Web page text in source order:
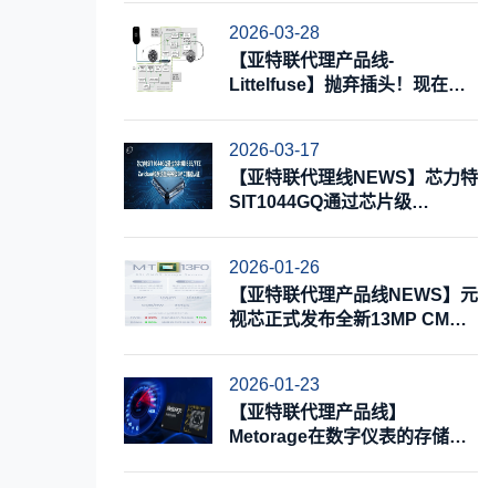
2026-03-28
【亚特联代理产品线-
Littelfuse】抛弃插头！现在就
2026-03-17
【亚特联代理线NEWS】芯力特
SIT1044GQ通过芯片级
2026-01-26
【亚特联代理产品线NEWS】元
视芯正式发布全新13MP CMOS
2026-01-23
【亚特联代理产品线】
Metorage在数字仪表的存储应